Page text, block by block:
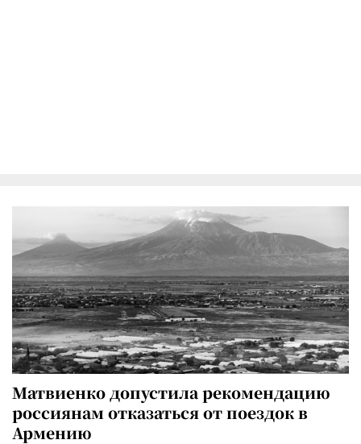
Матвиенко допустила рекомендацию
россиянам отказаться от поездок в
Армению